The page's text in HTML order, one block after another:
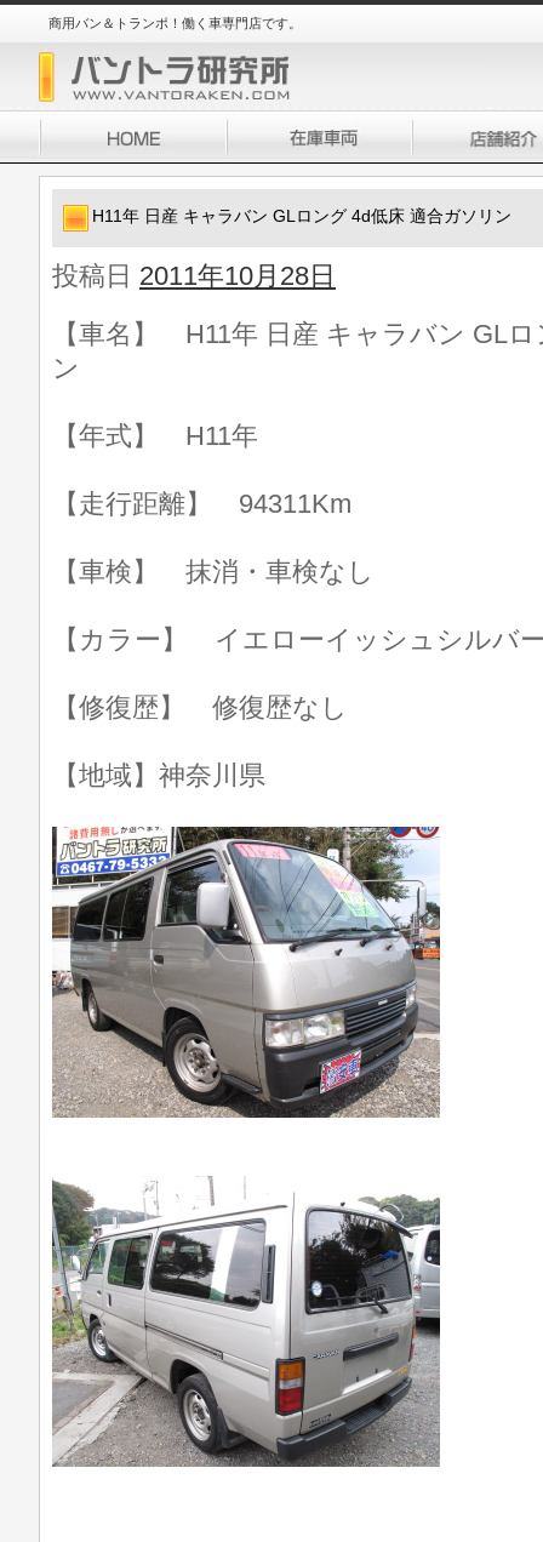
商用バン＆トランポ！働く車専門店です。
H11年 日産 キャラバン GLロング 4d低床 適合ガソリン
投稿日 2011年10月28日
【車名】 H11年 日産 キャラバン GL
ン
【年式】 H11年
【走行距離】 94311Km
【車検】 抹消・車検なし
【カラー】 イエローイッシュシルバ
【修復歴】 修復歴なし
【地域】神奈川県